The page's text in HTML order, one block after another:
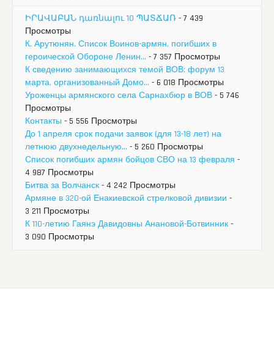
ԻՐԱՎԱԲԱՆ դառնալու 10 ՊԱՏՃԱՌ - 7 439
Просмотры
К. Арутюнян. Список Воинов-армян, погибших в
героической Обороне Ленин... - 7 357 Просмотры
К сведению занимающихся темой ВОВ: форум 13
марта, организованный Домо... - 6 018 Просмотры
Уроженцы армянского села Сарнахбюр в ВОВ - 5 746
Просмотры
Контакты - 5 556 Просмотры
До 1 апреля срок подачи заявок (для 13-18 лет) на
летнюю двухнедельную... - 5 260 Просмотры
Список погибших армян бойцов СВО на 13 февраля -
4 987 Просмотры
Битва за Волчанск - 4 242 Просмотры
Армяне в 320-ой Енакиевской стрелковой дивизии -
3 211 Просмотры
К 110-летию Гаянэ Давидовны Анановой-Ботвинник -
3 090 Просмотры